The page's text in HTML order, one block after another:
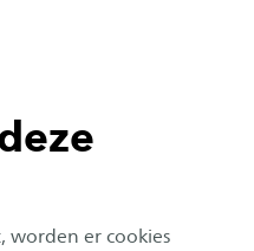
worden er cookies